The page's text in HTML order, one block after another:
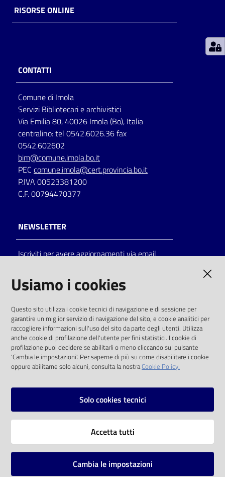
Decentrate
Seguici
su
on line
Eventi
Chiedi al
bibliotecario
Avvisi
RISORSE ONLINE
CONTATTI
Comune di Imola
Servizi Bibliotecari e archivistici
Via Emilia 80, 40026 Imola (Bo), Italia
centralino: tel 0542.6026.36 fax
0542.602602
bim@comune.imola.bo.it
PEC comune.imola@cert.provincia.bo.it
P.IVA 00523381200
C.F. 00794470377
NEWSLETTER
Iscriviti per avere aggiornamenti via email
solo alle condizioni previste dalla direttiva
comunitaria 2003/98/CE e dal d.lgs. 36/2006
SOCIAL
Instagram
Vai alla pagina
Usiamo i cookies
Questo sito utilizza i cookie tecnici di navigazione e di sessione per
garantire un miglior servizio di navigazione del sito, e cookie analitici per
raccogliere informazioni sull'uso del sito da parte degli utenti. Utilizza
anche cookie di profilazione dell'utente per fini statistici. I cookie di
profilazione puoi decidere se abilitarli o meno cliccando sul pulsante
'Cambia le impostazioni'. Per saperne di più su come disabilitare i cookie
oppure abilitarne solo alcuni, consulta la nostraCookie Policy.
Solo cookies tecnici
Accetta tutti
Cambia le impostazioni